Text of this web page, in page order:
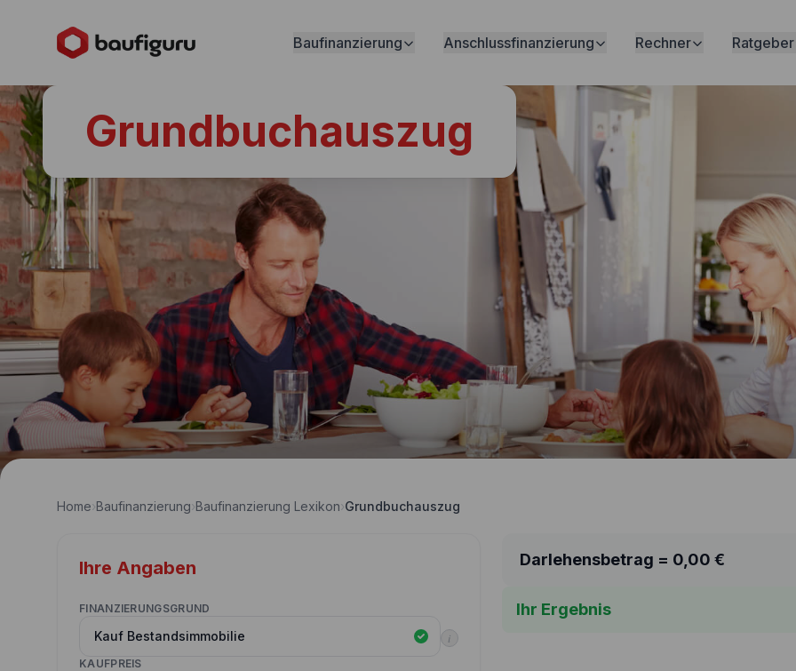
Baufinanzierung Anschlussfinanzierung Rechner Ratgeber
Grundbuchauszug
Home›Baufinanzierung›Baufinanzierung Lexikon›Grundbuchauszug
Ihre Angaben
FINANZIERUNGSGRUND
i
KAUFPREIS
Darlehensbetrag = 0,00 €
Ihr Ergebnis